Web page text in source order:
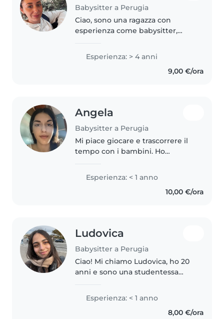
Babysitter a Perugia
Ciao, sono una ragazza con
esperienza come babysitter,
infinita curiosità, mi piace
giocare ed aiutarli a fare i loro
compiti. Sono molto premurosa..
Esperienza: > 4 anni
9,00 €/ora
Angela
Babysitter a Perugia
Mi piace giocare e trascorrere il
tempo con i bambini. Ho
prescolare e scolare, amo
disegnare e sono a mio agio con
animali, cucina e faccende. Parlo..
Esperienza: < 1 anno
10,00 €/ora
Ludovica
Babysitter a Perugia
Ciao! Mi chiamo Ludovica, ho 20
anni e sono una studentessa
frequento il corso di laurea in
Psicologia presso l'Università
degli Studi di Perugia. Nel 2024..
Esperienza: < 1 anno
8,00 €/ora